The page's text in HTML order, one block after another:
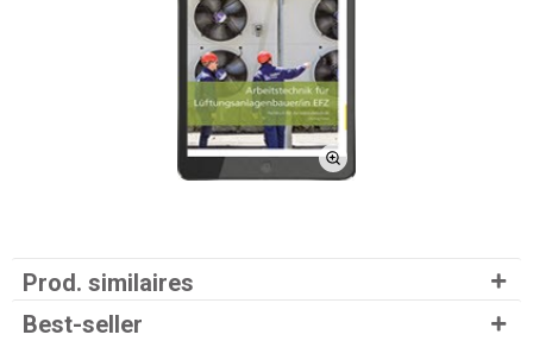
Prod. similaires
Best-seller